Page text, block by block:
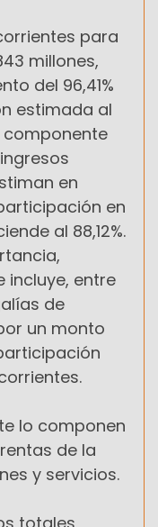
para
millones,
del 96,41%
estimada al
componente
en
en
al 88,12%.
incluye, entre
de
un monto
lo componen
de la
y servicios.